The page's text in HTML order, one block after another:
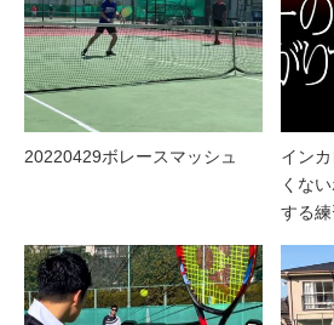
20220429ボレースマッシュ
イン
くな
する